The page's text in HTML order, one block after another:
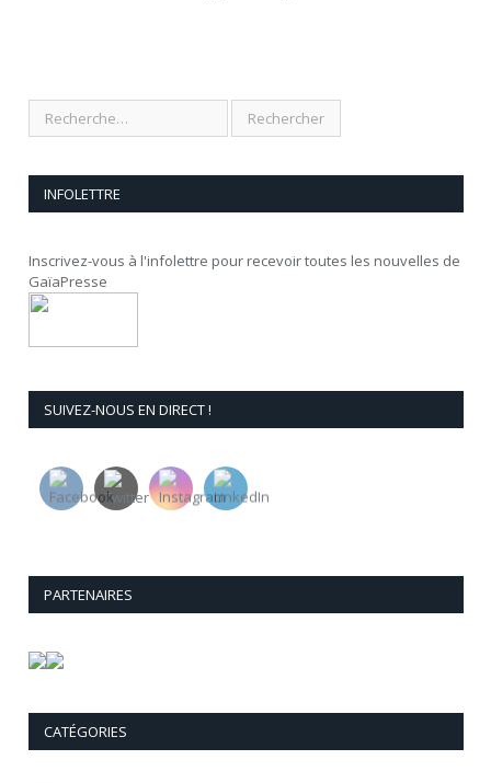
INFOLETTRE
Inscrivez-vous à l'infolettre pour recevoir toutes les nouvelles de
GaïaPresse
SUIVEZ-NOUS EN DIRECT !
PARTENAIRES
CATÉGORIES